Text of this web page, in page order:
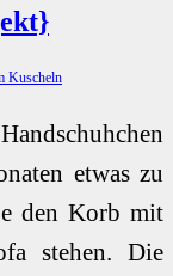
Kuscheln
etwas zu
den Korb mit
stehen. Die